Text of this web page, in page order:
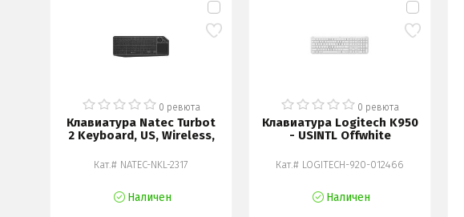
0 ревюта
Клавиатура Natec Turbot
2 Keyboard, US, Wireless,
Кат.# NATEC-NKL-2317
Наличен
0 ревюта
Клавиатура Logitech K950
- USINTL Offwhite
Кат.# LOGITECH-920-012466
Наличен